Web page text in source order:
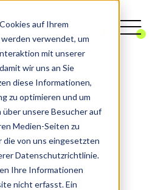
auf Ihrem
verwendet, um
mit unserer
wir uns an Sie
diese Informationen,
zu optimieren und um
unsere Besucher auf
Medien-Seiten zu
von uns eingesetzten
Datenschutzrichtlinie.
Ihre Informationen
nicht erfasst. Ein